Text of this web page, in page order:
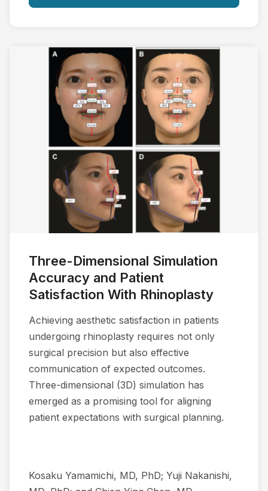
Three-Dimensional Simulation
Accuracy and Patient
Satisfaction With Rhinoplasty
Achieving aesthetic satisfaction in patients
undergoing rhinoplasty requires not only
surgical precision but also effective
communication of expected outcomes.
Three-dimensional (3D) simulation has
emerged as a promising tool for aligning
patient expectations with surgical planning.
Kosaku Yamamichi, MD, PhD; Yuji Nakanishi,